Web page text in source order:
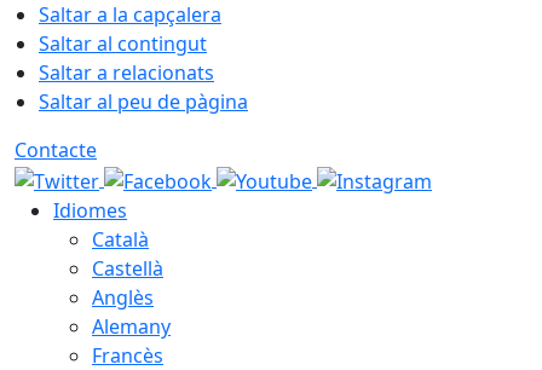
Saltar a la capçalera
Saltar al contingut
Saltar a relacionats
Saltar al peu de pàgina
Contacte
Idiomes
Català
Castellà
Anglès
Alemany
Francès